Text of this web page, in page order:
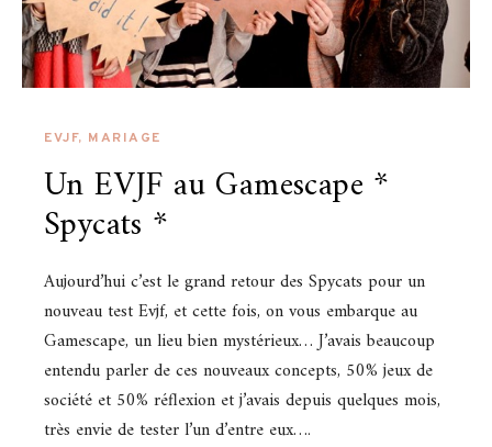
EVJF, MARIAGE
Un EVJF au Gamescape *
Spycats *
Aujourd’hui c’est le grand retour des Spycats pour un
nouveau test Evjf, et cette fois, on vous embarque au
Gamescape, un lieu bien mystérieux… J’avais beaucoup
entendu parler de ces nouveaux concepts, 50% jeux de
société et 50% réflexion et j’avais depuis quelques mois,
très envie de tester l’un d’entre eux….